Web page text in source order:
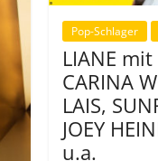
Pop-Schlager
LIANE
CARINA
LAIS,
JOEY
u.a.